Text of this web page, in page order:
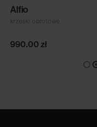
Alfio
krzesło obrotowe
990.00 zł